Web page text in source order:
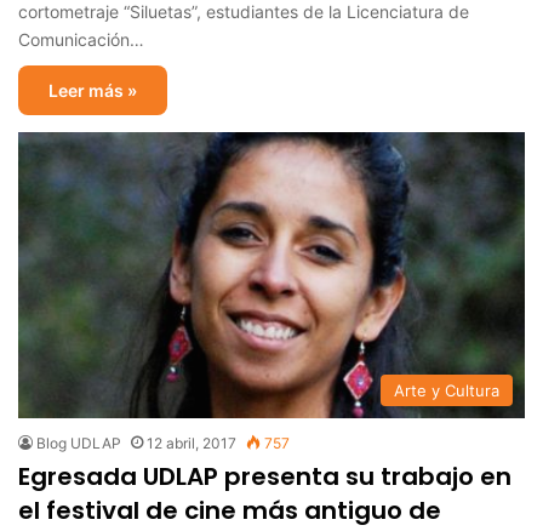
cortometraje “Siluetas”, estudiantes de la Licenciatura de
Comunicación…
Leer más »
Arte y Cultura
Blog UDLAP 12 abril, 2017 757
Egresada UDLAP presenta su trabajo en
el festival de cine más antiguo de